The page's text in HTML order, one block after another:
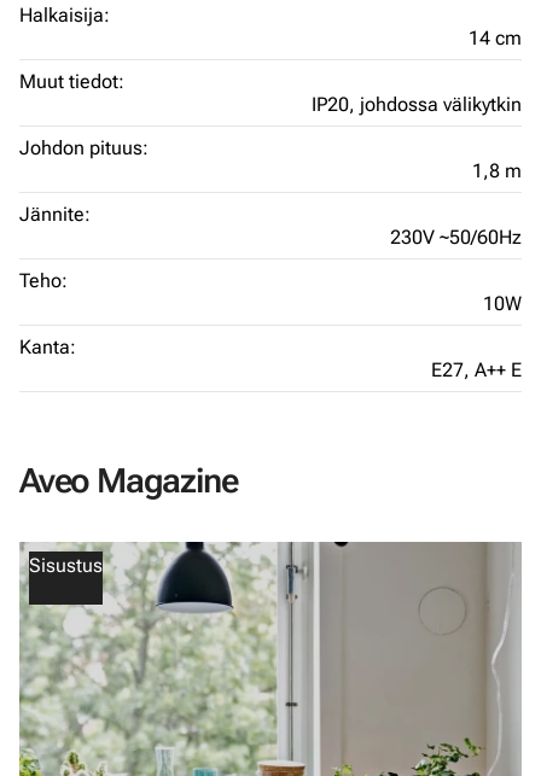
Halkaisija:
14 cm
Muut tiedot:
IP20, johdossa välikytkin
Johdon pituus:
1,8 m
Jännite:
230V ~50/60Hz
Teho:
10W
Kanta:
E27, A++ E
Aveo Magazine
Sisustus